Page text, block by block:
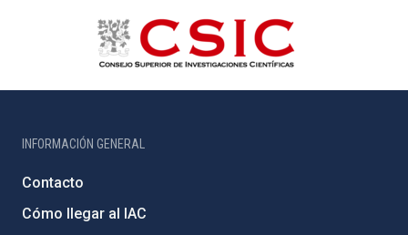
INFORMACIÓN GENERAL
Contacto
Cómo llegar al IAC